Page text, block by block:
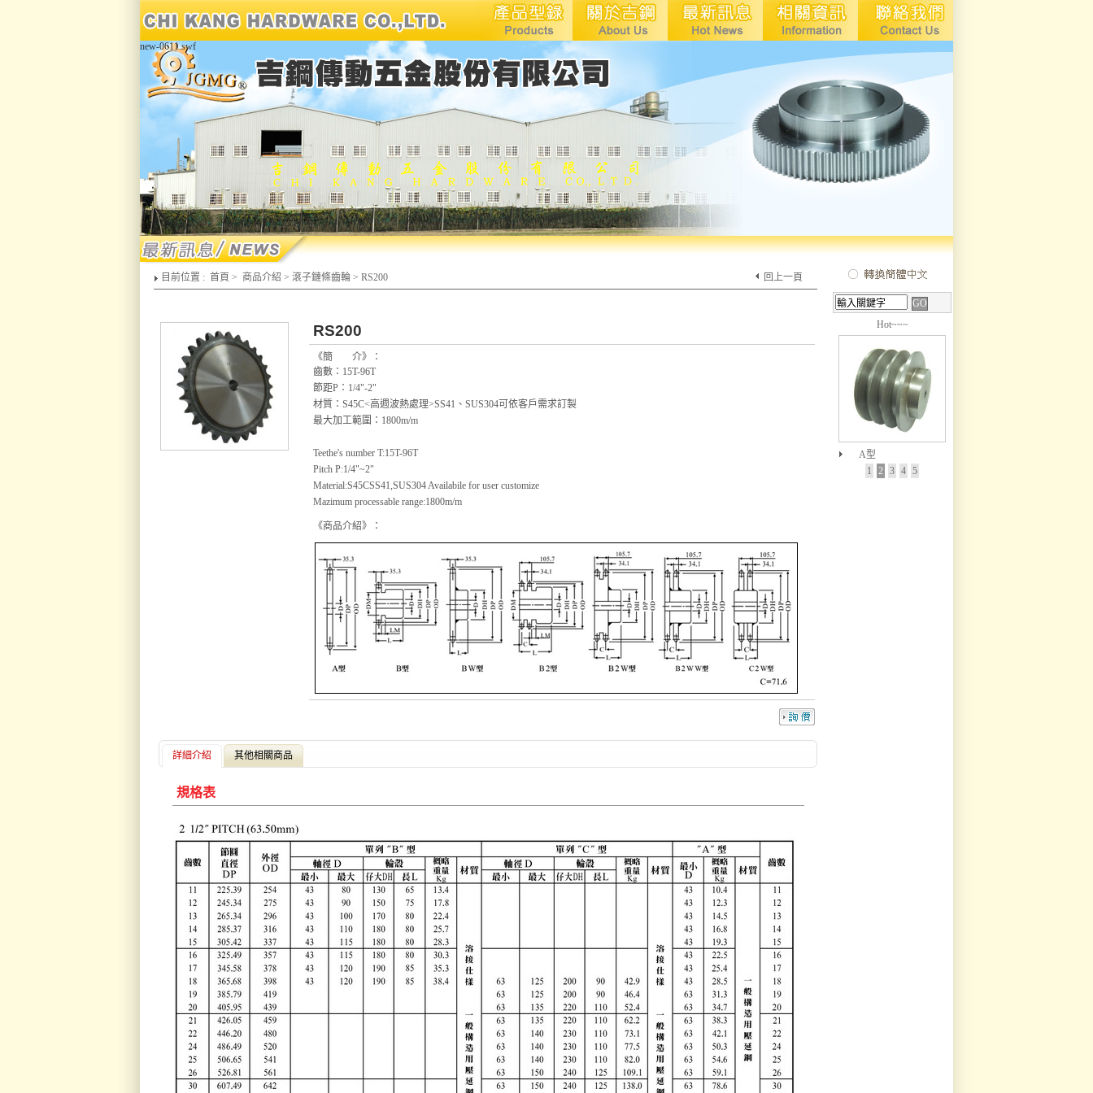
new-0611.swf
目前位置 : 首頁 > 商品介紹 > 滾子鏈條齒輪 > RS200 回上一頁
RS200
《簡 介》：
齒數：15T-96T
節距P：1/4"-2"
材質：S45C<高週波熱處理>SS41、SUS304可依客戶需求訂製
最大加工範圍：1800m/m
Teethe's number T:15T-96T
Pitch P:1/4"~2"
Material:S45CSS41,SUS304 Availabile for user customize
Mazimum processable range:1800m/m
《商品介紹》：
詳細介紹 其他相關商品
規格表
Hot~~~
A型
1
2 3 4 5